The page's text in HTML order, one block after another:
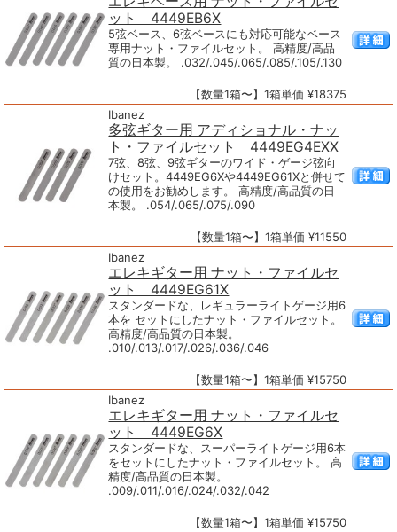
ット 4449EB6X
5弦ベース、6弦ベースにも対応可能なベース
専用ナット・ファイルセット。 高精度/高品
質の日本製。 .032/.045/.065/.085/.105/.130
【数量1箱〜】1箱単価 ¥18375
Ibanez
多弦ギター用 アディショナル・ナッ
ト・ファイルセット 4449EG4EXX
7弦、8弦、9弦ギターのワイド・ゲージ弦向
けセット。4449EG6Xや4449EG61Xと併せて
の使用をお勧めします。 高精度/高品質の日
本製。 .054/.065/.075/.090
【数量1箱〜】1箱単価 ¥11550
Ibanez
エレキギター用 ナット・ファイルセ
ット 4449EG61X
スタンダードな、レギュラーライトゲージ用6
本を セットにしたナット・ファイルセット。
高精度/高品質の日本製。
.010/.013/.017/.026/.036/.046
【数量1箱〜】1箱単価 ¥15750
Ibanez
エレキギター用 ナット・ファイルセ
ット 4449EG6X
スタンダードな、スーパーライトゲージ用6本
をセットにしたナット・ファイルセット。 高
精度/高品質の日本製。
.009/.011/.016/.024/.032/.042
【数量1箱〜】1箱単価 ¥15750